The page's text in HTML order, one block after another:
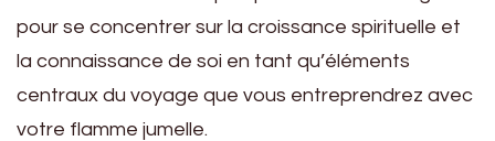
pour se concentrer sur la croissance spirituelle et
la connaissance de soi en tant qu’éléments
centraux du voyage que vous entreprendrez avec
votre flamme jumelle.